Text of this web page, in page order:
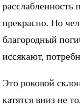
расслабленность
прекрасно. Но
благородный
иссякают,
Это роковой
катятся вниз не